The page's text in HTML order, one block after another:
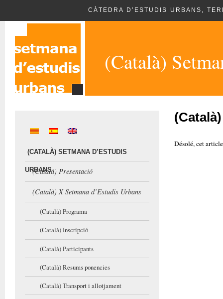
CÀTEDRA D’ESTUDIS URBANS,
(Català)
Désolé, cet
(CATALÀ) SETMANA D’ESTUDIS
URBANS
(Català) Presentació
(Català) X Setmana d’Estudis Urbans
(Català) Programa
(Català) Inscripció
(Català) Participants
(Català) Resums ponencies
(Català) Transport i allotjament